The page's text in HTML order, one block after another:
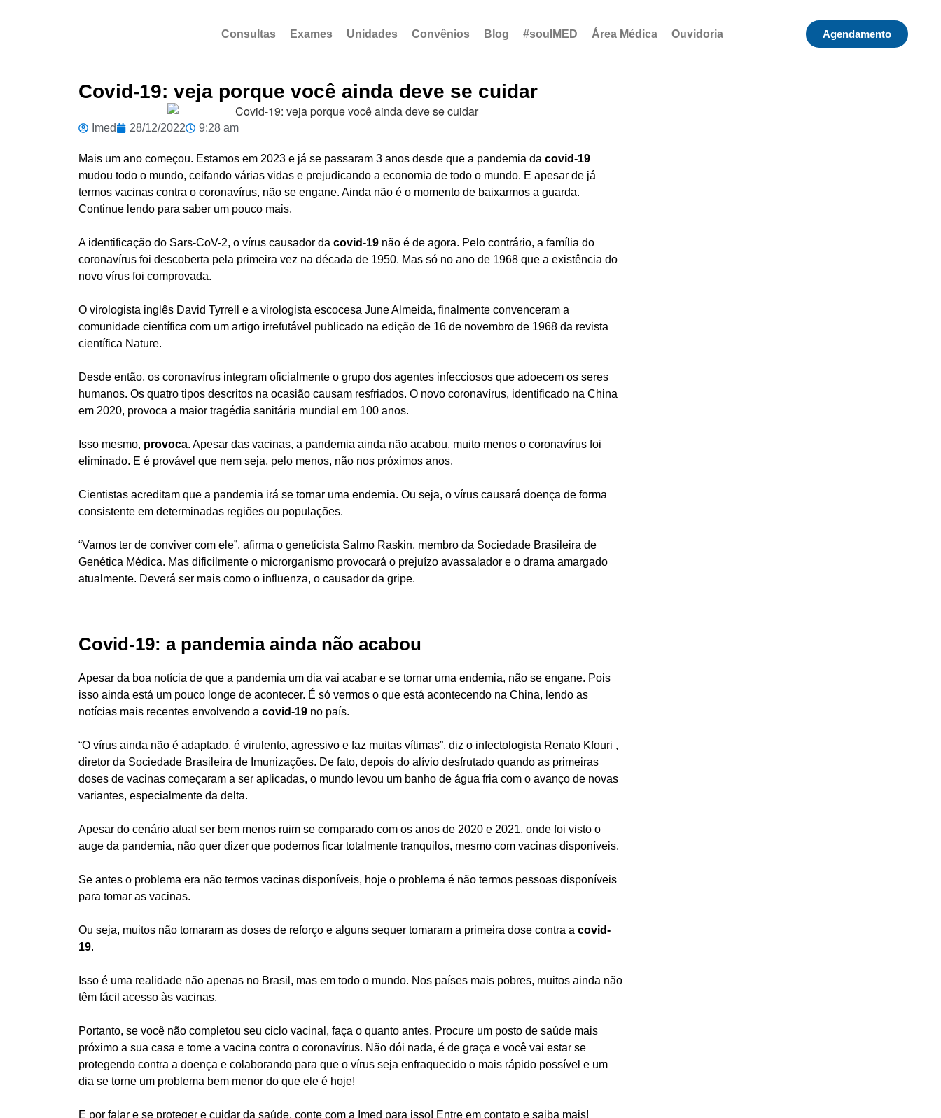
Consultas Exames Unidades Convênios Blog #souIMED Área Médica Ouvidoria Agendamento
Covid-19: veja porque você ainda deve se cuidar
Imed 28/12/2022 9:28 am
Mais um ano começou. Estamos em 2023 e já se passaram 3 anos desde que a pandemia da covid-19
mudou todo o mundo, ceifando várias vidas e prejudicando a economia de todo o mundo. E apesar de já
termos vacinas contra o coronavírus, não se engane. Ainda não é o momento de baixarmos a guarda.
Continue lendo para saber um pouco mais.
A identificação do Sars-CoV-2, o vírus causador da covid-19 não é de agora. Pelo contrário, a família do
coronavírus foi descoberta pela primeira vez na década de 1950. Mas só no ano de 1968 que a existência do
novo vírus foi comprovada.
O virologista inglês David Tyrrell e a virologista escocesa June Almeida, finalmente convenceram a
comunidade científica com um artigo irrefutável publicado na edição de 16 de novembro de 1968 da revista
científica Nature.
Desde então, os coronavírus integram oficialmente o grupo dos agentes infecciosos que adoecem os seres
humanos. Os quatro tipos descritos na ocasião causam resfriados. O novo coronavírus, identificado na China
em 2020, provoca a maior tragédia sanitária mundial em 100 anos.
Isso mesmo, provoca. Apesar das vacinas, a pandemia ainda não acabou, muito menos o coronavírus foi
eliminado. E é provável que nem seja, pelo menos, não nos próximos anos.
Cientistas acreditam que a pandemia irá se tornar uma endemia. Ou seja, o vírus causará doença de forma
consistente em determinadas regiões ou populações.
“Vamos ter de conviver com ele”, afirma o geneticista Salmo Raskin, membro da Sociedade Brasileira de
Genética Médica. Mas dificilmente o microrganismo provocará o prejuízo avassalador e o drama amargado
atualmente. Deverá ser mais como o influenza, o causador da gripe.
Covid-19: a pandemia ainda não acabou
Apesar da boa notícia de que a pandemia um dia vai acabar e se tornar uma endemia, não se engane. Pois
isso ainda está um pouco longe de acontecer. É só vermos o que está acontecendo na China, lendo as
notícias mais recentes envolvendo a covid-19 no país.
“O vírus ainda não é adaptado, é virulento, agressivo e faz muitas vítimas”, diz o infectologista Renato Kfouri ,
diretor da Sociedade Brasileira de Imunizações. De fato, depois do alívio desfrutado quando as primeiras
doses de vacinas começaram a ser aplicadas, o mundo levou um banho de água fria com o avanço de novas
variantes, especialmente da delta.
Apesar do cenário atual ser bem menos ruim se comparado com os anos de 2020 e 2021, onde foi visto o
auge da pandemia, não quer dizer que podemos ficar totalmente tranquilos, mesmo com vacinas disponíveis.
Se antes o problema era não termos vacinas disponíveis, hoje o problema é não termos pessoas disponíveis
para tomar as vacinas.
Ou seja, muitos não tomaram as doses de reforço e alguns sequer tomaram a primeira dose contra a covid-
19.
Isso é uma realidade não apenas no Brasil, mas em todo o mundo. Nos países mais pobres, muitos ainda não
têm fácil acesso às vacinas.
Portanto, se você não completou seu ciclo vacinal, faça o quanto antes. Procure um posto de saúde mais
próximo a sua casa e tome a vacina contra o coronavírus. Não dói nada, é de graça e você vai estar se
protegendo contra a doença e colaborando para que o vírus seja enfraquecido o mais rápido possível e um
dia se torne um problema bem menor do que ele é hoje!
E por falar e se proteger e cuidar da saúde, conte com a Imed para isso! Entre em contato e saiba mais!